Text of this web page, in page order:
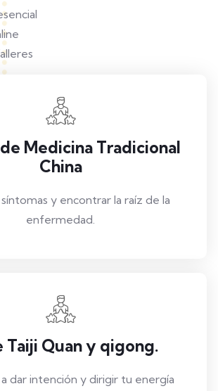
Medicina Tradicional
China
y encontrar la raíz de la
enfermedad.
Taiji Quan y qigong.
dar intención y dirigir tu energía